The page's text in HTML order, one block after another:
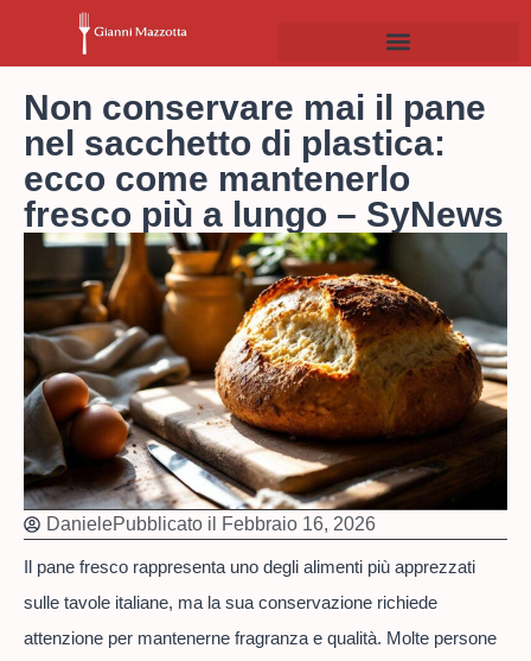
Non conservare mai il pane
nel sacchetto di plastica:
ecco come mantenerlo
fresco più a lungo – SyNews
DanielePubblicato il Febbraio 16, 2026
Il pane fresco rappresenta uno degli alimenti più apprezzati
sulle tavole italiane, ma la sua conservazione richiede
attenzione per mantenerne fragranza e qualità. Molte persone